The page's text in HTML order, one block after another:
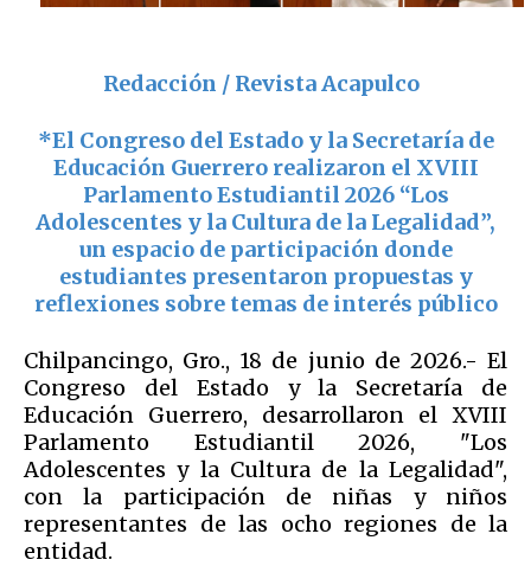
Redacción / Revista Acapulco
*El Congreso del Estado y la Secretaría de
Educación Guerrero realizaron el XVIII
Parlamento Estudiantil 2026 “Los
Adolescentes y la Cultura de la Legalidad”,
un espacio de participación donde
estudiantes presentaron propuestas y
reflexiones sobre temas de interés público
Chilpancingo, Gro., 18 de junio de 2026.- El
Congreso del Estado y la Secretaría de
Educación Guerrero, desarrollaron el XVIII
Parlamento Estudiantil 2026, "Los
Adolescentes y la Cultura de la Legalidad",
con la participación de niñas y niños
representantes de las ocho regiones de la
entidad.